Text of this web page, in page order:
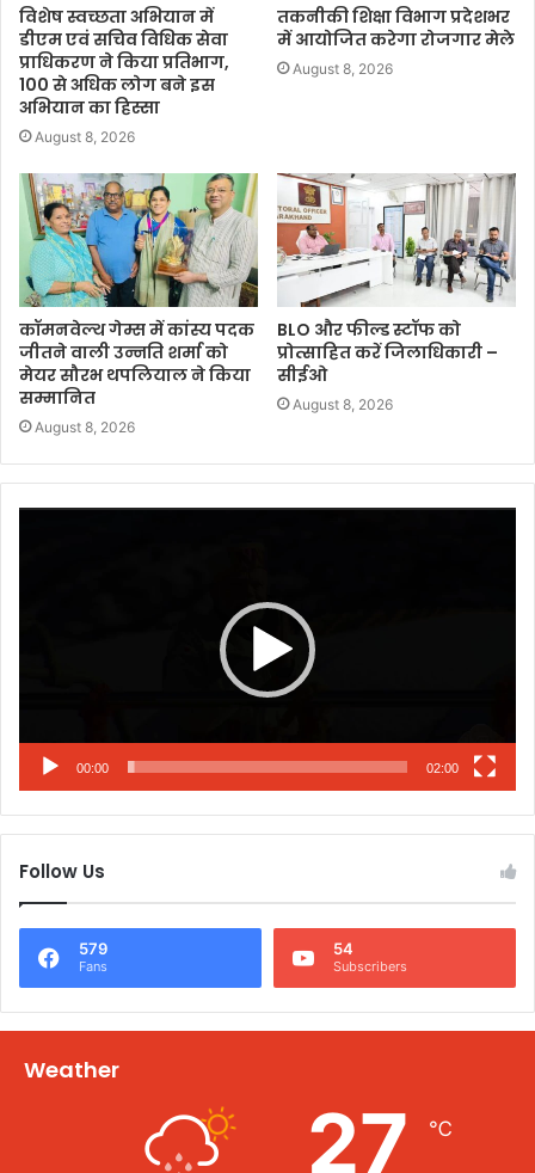
विशेष स्वच्छता अभियान में
डीएम एवं सचिव विधिक सेवा
प्राधिकरण ने किया प्रतिभाग,
100 से अधिक लोग बने इस
अभियान का हिस्सा
August 8, 2026
तकनीकी शिक्षा विभाग प्रदेशभर
में आयोजित करेगा रोजगार मेले
August 8, 2026
कॉमनवेल्थ गेम्स में कांस्य पदक
जीतने वाली उन्नति शर्मा को
मेयर सौरभ थपलियाल ने किया
सम्मानित
August 8, 2026
BLO और फील्ड स्टॉफ को
प्रोत्साहित करें जिलाधिकारी –
सीईओ
August 8, 2026
00:00 02:00
Follow Us
579
Fans
54
Subscribers
Weather
27 ℃